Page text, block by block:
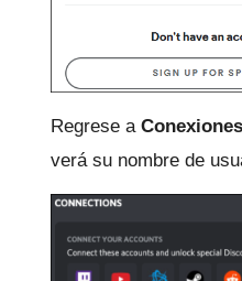
Regrese a Conexiones
verá su nombre de